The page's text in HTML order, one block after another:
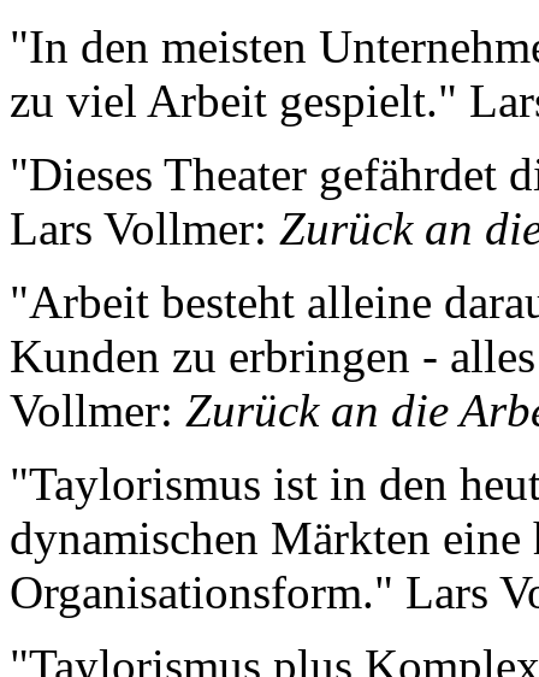
"In den meisten
zu viel Arbeit gespielt."
"Dieses Theater gefährdet
Lars Vollmer: Zurück an
"Arbeit besteht alleine
Kunden zu erbringen -
Vollmer: Zurück an die
"Taylorismus ist in den
dynamischen Märkten
Organisationsform." Lars
"Taylorismus plus